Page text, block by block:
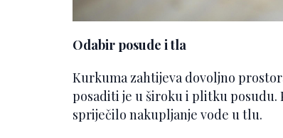
Odabir posude i tla
Kurkuma zahtijeva dovoljno
posaditi je u široku i plitku posudu.
spriječilo nakupljanje vode u tlu.